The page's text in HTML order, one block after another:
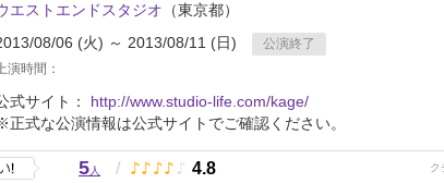
エストエンドスタジオ （東京都）
08/06 (火) ～ 2013/08/11 (日)
公演終了
演時間：
式サイト： http://www.studio-life.com/kage/
正式な公演情報は公式サイトでご確認ください。
5人 / ♪ ♪ ♪ ♪ ♪ 4.8